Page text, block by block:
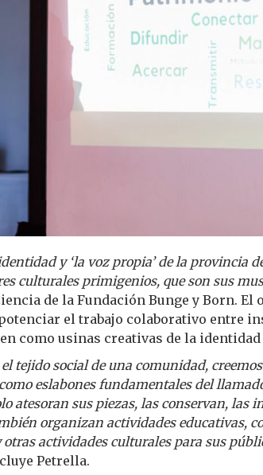
y ‘la voz propia’ de la provincia
culturales primigenios, que son sus
de la Fundación Bunge y Born. El
el trabajo colaborativo entre
como usinas creativas de la
tejido social de una comunidad,
eslabones fundamentales del
atesoran sus piezas, las conservan, las
organizan actividades educativas,
otras actividades culturales para sus
Petrella.